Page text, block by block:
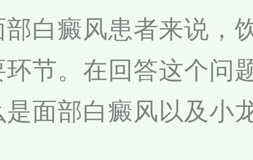
白癜风患者来说，
节。在回答这个问
面部白癜风以及小